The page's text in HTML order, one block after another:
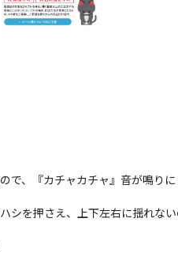
で、『カチャカチャ』音が鳴り
シを押さえ、上下左右に揺れな